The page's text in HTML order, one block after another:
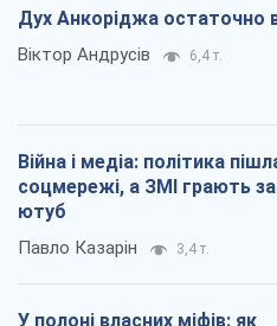
Дух Анкоріджа остаточно
Віктор Андрусів 6,4 т.
Війна і медіа: політика
соцмережі, а ЗМІ грають
ютуб
Павло Казарін 3,4 т.
У полоні власних міфів: як